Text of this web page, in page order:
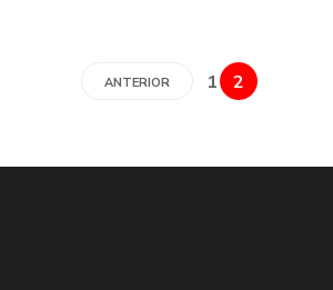
ANTERIOR 1 2